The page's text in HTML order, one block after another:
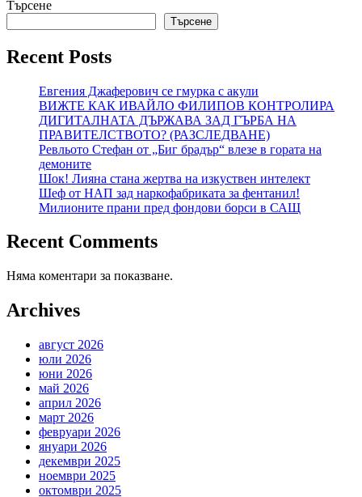
Търсене
Търсене
Recent Posts
Евгения Джаферович се гмурка с акули
ВИЖТЕ КАК ИВАЙЛО ФИЛИПОВ КОНТРОЛИРА
ДИГИТАЛНАТА ДЪРЖАВА ЗАД ГЪРБА НА
ПРАВИТЕЛСТВОТО? (РАЗСЛЕДВАНЕ)
Ревльото Стефан от „Биг брадър“ влезе в гората на
демоните
Шок! Лияна стана жертва на изкуствен интелект
Шеф от НАП зад наркофабриката за фентанил!
Милионите прани пред фондови борси в САЩ
Recent Comments
Няма коментари за показване.
Archives
август 2026
юли 2026
юни 2026
май 2026
април 2026
март 2026
февруари 2026
януари 2026
декември 2025
ноември 2025
октомври 2025